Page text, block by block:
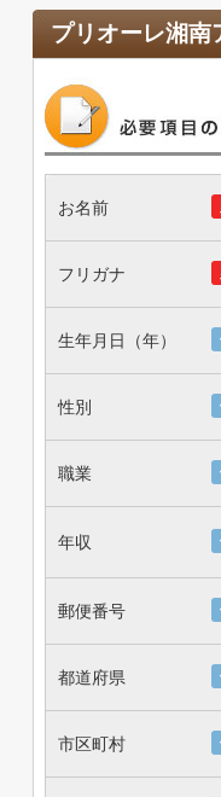
プリオーレ湘南
お名前
フリガナ
生年月日（年）
性別
職業
年収
郵便番号
都道府県
市区町村